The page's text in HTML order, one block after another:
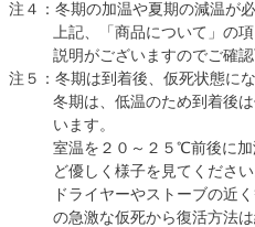
注４：冬期の加温や夏期の減温が
上記、「商品について」の
説明がございますのでご確認
注５：冬期は到着後、仮死状態に
冬期は、低温のため到着後
います。
室温を２０～２５℃前後に
ど優しく様子を見てください
ドライヤーやストーブの近
の急激な仮死から復活方法